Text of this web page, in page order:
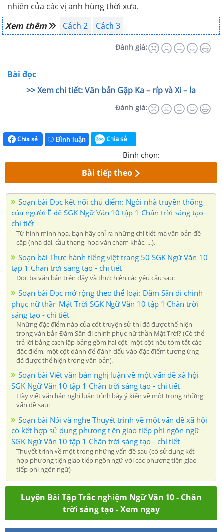
nhiên của các vị anh hùng thời xưa.
Xem thêm
Cách 2 Cách 3
Đánh giá:
Bài đọc
>> Xem chi tiết: Văn bản Gặp Ka – ríp và Xi – la
Đánh giá:
Chia sẻ Bình luận Chia sẻ
Bình chọn:
Bài tiếp theo
Soạn bài Đọc kết nối chủ điểm: Ngôi nhà truyền thống
của người Ê-đê SGK Ngữ Văn 10 tập 1 Chân trời sáng tạo -
chi tiết
Từ hình minh họa, bạn hãy chỉ ra những chi tiết mà văn bản đề
cập (nhà dài, cầu thang, hoa văn chạm khắc, ...).
Soạn bài Thực hành tiếng việt trang 50 SGK Ngữ Văn 10
tập 1 Chân trời sáng tạo - chi tiết
Đọc ba văn bản trên đây và thực hiện các yêu cầu sau:
Soạn bài Đọc mở rộng theo thể loại: Đăm Săn đi chinh
phục nữ thần Mặt Trời SGK Ngữ Văn 10 tập 1 Chân trời
sáng tạo - chi tiết
Những đặc điểm nào của cốt truyện sử thi đã được thể hiện
trong văn bản Đăm Săn đi chinh phục nữ thần Mặt Trời? (Có thể
trả lời bằng cách lập bảng gồm hai cột, một cột nêu tóm tắt các
đặc điểm, một cột dành để đánh dấu vào đặc điểm tương ứng
đã được thể hiện trong văn bản).
Soạn bài Viết văn bản nghị luận về một vấn đề xã hội
SGK Ngữ Văn 10 tập 1 Chân trời sáng tạo - chi tiết
Hãy viết văn bản nghị luận trình bày ý kiến về một trong những
vấn đề sau:
Soạn bài Nói và nghe Thuyết trình về một vấn đề xã hội
có kết hợp sử dụng phương tiện giao tiếp phi ngôn ngữ
SGK Ngữ Văn 10 tập 1 Chân trời sáng tạo - chi tiết
Thuyết trình về một trong những vấn đề sau (có sử dụng kết
hợp phương tiện giao tiếp ngôn ngữ với các phương tiện giao
tiếp phi ngôn ngữ)
Luyện Bài Tập Trắc nghiệm Ngữ Văn 10 - Chân
trời sáng tạo - Xem ngay